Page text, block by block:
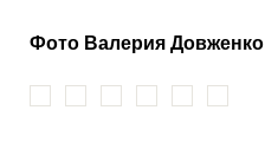
Фото Валерия Довженко